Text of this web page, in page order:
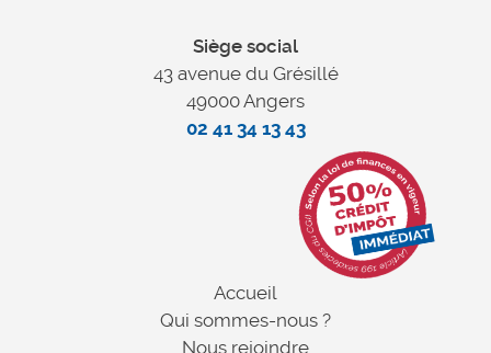
Siège social
43 avenue du Grésillé
49000 Angers
02 41 34 13 43
Accueil
Qui sommes-nous ?
Nous rejoindre